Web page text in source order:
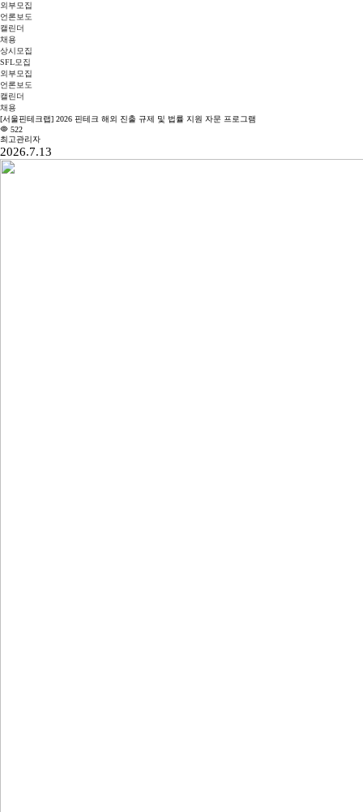
외부모집
언론보도
캘린더
채용
상시모집
SFL모집
외부모집
언론보도
캘린더
채용
[서울핀테크랩] 2026 핀테크 해외 진출 규제 및 법률 지원 자문 프로그램
522
최고관리자
2026.7.13